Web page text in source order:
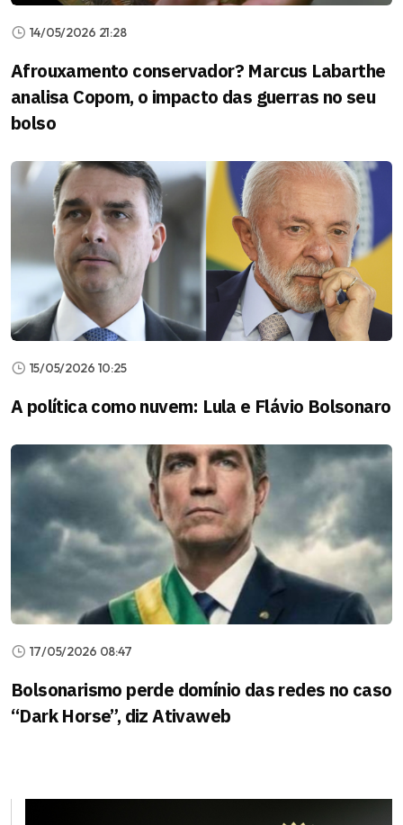
14/05/2026 21:28
Afrouxamento conservador? Marcus Labarthe
analisa Copom, o impacto das guerras no seu
bolso
15/05/2026 10:25
A política como nuvem: Lula e Flávio Bolsonaro
17/05/2026 08:47
Bolsonarismo perde domínio das redes no caso
“Dark Horse”, diz Ativaweb